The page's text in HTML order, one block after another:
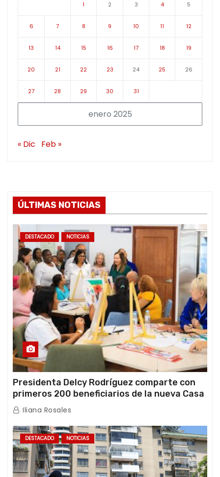
enero 2025
1 2 3 4 5
6 7 8 9 10 11 12
13 14 15 16 17 18 19
20 21 22 23 24 25 26
27 28 29 30 31
« Dic Feb »
ÚLTIMAS NOTICIAS
DESTACADO NOTICIAS
Presidenta Delcy Rodríguez comparte con
primeros 200 beneficiarios de la nueva Casa
de los Abuelos “La Primavera” en Caracas
Iliana Rosales
DESTACADO NOTICIAS